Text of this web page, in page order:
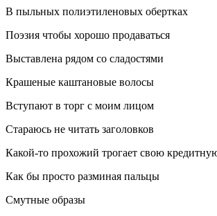
В пыльных полиэтиленовых обертках
Поэзия чтобы хорошо продаваться
Выставлена рядом со сладостями
Крашеные каштановые волосы
Вступают в торг с моим лицом
Стараюсь не читать заголовков
Какой-то прохожий трогает свою
Как бы просто разминая пальцы
Смутные образы